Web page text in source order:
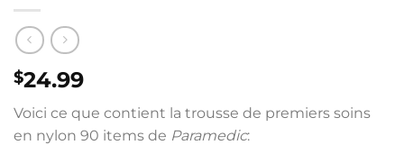
$24.99
Voici ce que contient la trousse de premiers soins
en nylon 90 items de Paramedic: